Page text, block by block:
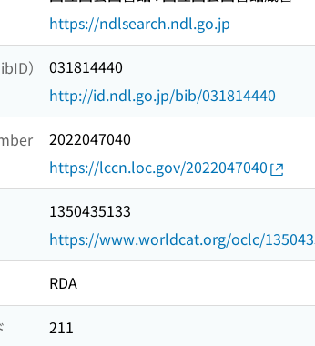
https://ndlsearch.ndl.go.jp
）
031814440
http://id.ndl.go.jp/bib/031814440
2022047040
https://lccn.loc.gov/2022047040
1350435133
https://www.worldcat.org/oclc/
RDA
211